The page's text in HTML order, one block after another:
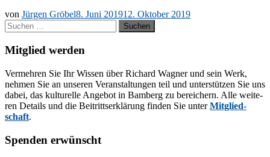
von Jürgen Gröbel8. Juni 201912. Oktober 2019
Suchen
nach:
Mitglied werden
Ver­meh­ren Sie Ihr Wis­sen über Ri­chard Wag­ner und sein Werk,
neh­men Sie an un­se­ren Ver­an­stal­tun­gen teil und un­ter­stüt­zen Sie uns
da­bei, das kul­tu­rel­le An­ge­bot in Bam­berg zu be­rei­chern. Alle wei­te­
ren De­tails und die Bei­tritts­er­klä­rung fin­den Sie un­terMit­glied­
schaft.
Spenden erwünscht